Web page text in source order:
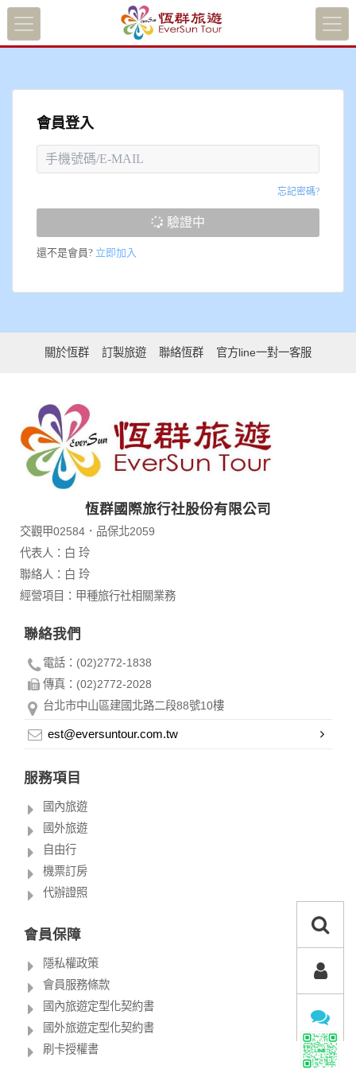
會員登入
忘記密碼?
驗證中
還不是會員? 立即加入
關於恆群 訂製旅遊 聯絡恆群 官方line一對一客服
恆群國際旅行社股份有限公司
交觀甲02584．品保北2059
代表人：白 玲
聯絡人：白 玲
經營項目：甲種旅行社相關業務
聯絡我們
電話：(02)2772-1838
傳真：(02)2772-2028
台北市中山區建國北路二段88號10樓
est@eversuntour.com.tw
服務項目
國內旅遊
國外旅遊
自由行
機票訂房
代辦證照
會員保障
隱私權政策
會員服務條款
國內旅遊定型化契約書
國外旅遊定型化契約書
刷卡授權書